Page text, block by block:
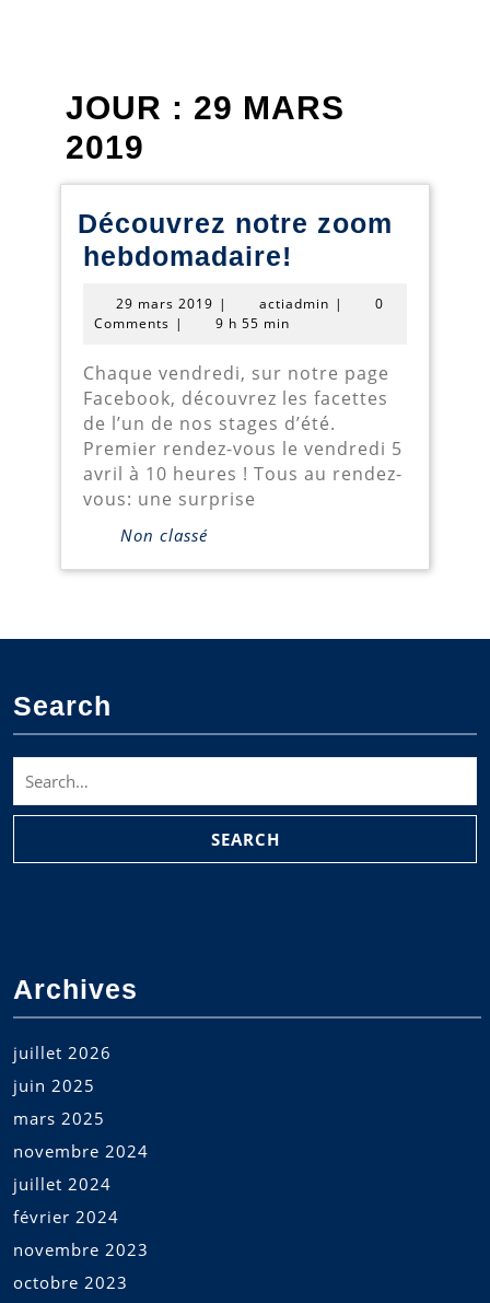
JOUR : 29 MARS
2019
Découvrez notre zoom
hebdomadaire!
zoom
29 mars 2019 29
mars
| actiadmin actiadmin
|
0
Comments | 9 h 55 min
Chaque vendredi, sur notre page
Facebook, découvrez les facettes
de l’un de nos stages d’été.
Premier rendez-vous le vendredi 5
avril à 10 heures ! Tous au rendez-
vous: une surprise
Non classé
Search
for:
Archives
juillet 2026
juin 2025
mars 2025
novembre 2024
juillet 2024
février 2024
novembre 2023
octobre 2023